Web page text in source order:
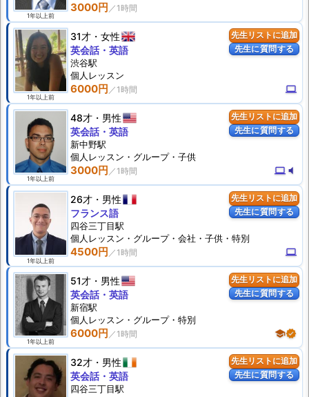
1年以上前
3000円
先生リストに追加
先生に質問する
1年以上前
31才 女性
6000円 computer
英会話・英語
渋谷駅
個人 レッスン
先生リストに追加
先生に質問する
1年以上前
48才 男性
3000円 computer volume_mute
英会話・英語
新中野駅
個人 レッスン ・グループ・子供
先生リストに追加
先生に質問する
1年以上前
26才 男性
4500円 computer
フランス語
四谷三丁目駅
個人 レッスン ・グループ・会社・子供・特別
先生リストに追加
先生に質問する
1年以上前
51才 男性
6000円 schoolverified
英会話・英語
新宿駅
個人 レッスン ・グループ・特別
先生リストに追加
先生に質問する
32才
男性
英会話・英語
四谷三丁目駅